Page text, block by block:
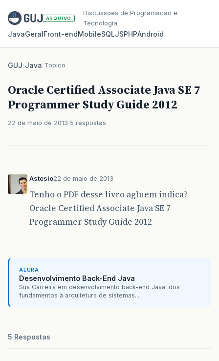
ARQUIVO
Discussoes de Programacao e
Tecnologia
JavaGeralFront‑endMobileSQLJSPHPAndroid
GUJ/Java/Topico
Oracle Certified Associate Java SE 7
Programmer Study Guide 2012
22 de maio de 2013 5 respostas
Astesio22 de maio de 2013
Tenho o PDF desse livro agluem indica?
Oracle Certified Associate Java SE 7
Programmer Study Guide 2012
ALURA
Desenvolvimento Back-End Java
Sua Carreira em desenvolvimento back-end Java: dos
fundamentos à arquitetura de sistemas...
5 Respostas